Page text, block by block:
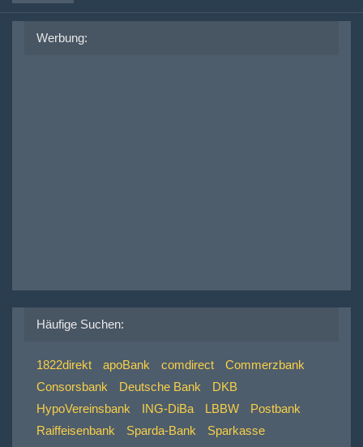
Werbung:
Häufige Suchen:
1822direkt apoBank comdirect
Commerzbank
Consorsbank
Deutsche Bank
DKB
HypoVereinsbank
ING-DiBa LBBW
Postbank
Raiffeisenbank
Sparda-Bank
Sparkasse